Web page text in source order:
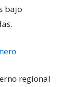
bajo
regional